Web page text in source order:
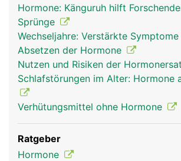
Kopf Links Mann
Hormone: Känguruh hilft
Sprünge
Wechseljahre: Verstärkte Symptome
Absetzen der Hormone
Nutzen und Risiken der
Schlafstörungen im Alter: Hormone
Verhütungsmittel ohne Hormone
Ratgeber
Hormone